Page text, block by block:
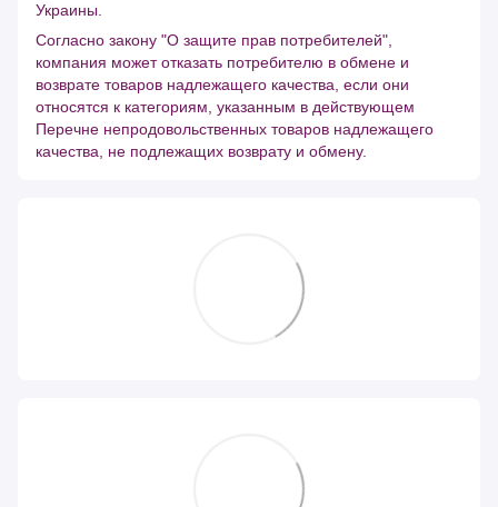
Украины.
Согласно закону "О защите прав потребителей",
компания может отказать потребителю в обмене и
возврате товаров надлежащего качества, если они
относятся к категориям, указанным в действующем
Перечне непродовольственных товаров надлежащего
качества, не подлежащих возврату и обмену.